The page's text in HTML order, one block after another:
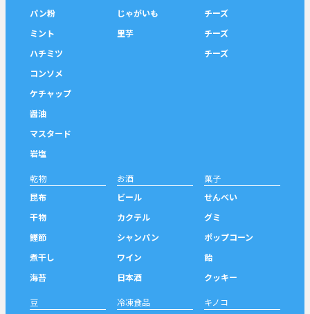
パン粉
ミント
ハチミツ
コンソメ
ケチャップ
醤油
マスタード
岩塩
じゃがいも
里芋
チーズ
チーズ
チーズ
乾物
昆布
干物
鰹節
煮干し
海苔
お酒
ビール
カクテル
シャンパン
ワイン
日本酒
菓子
せんべい
グミ
ポップコーン
飴
クッキー
豆
冷凍食品
キノコ